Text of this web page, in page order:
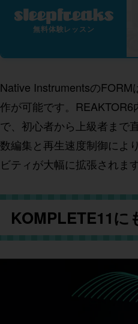
無料体験レッスン
Native Instrumentsの
作が可能です。
で、初心者から上級者まで
数編集と再生速度制御によ
ビティが大幅に拡張されます
KOMPLETE11に